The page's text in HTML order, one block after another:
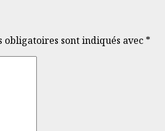
obligatoires sont indiqués avec *